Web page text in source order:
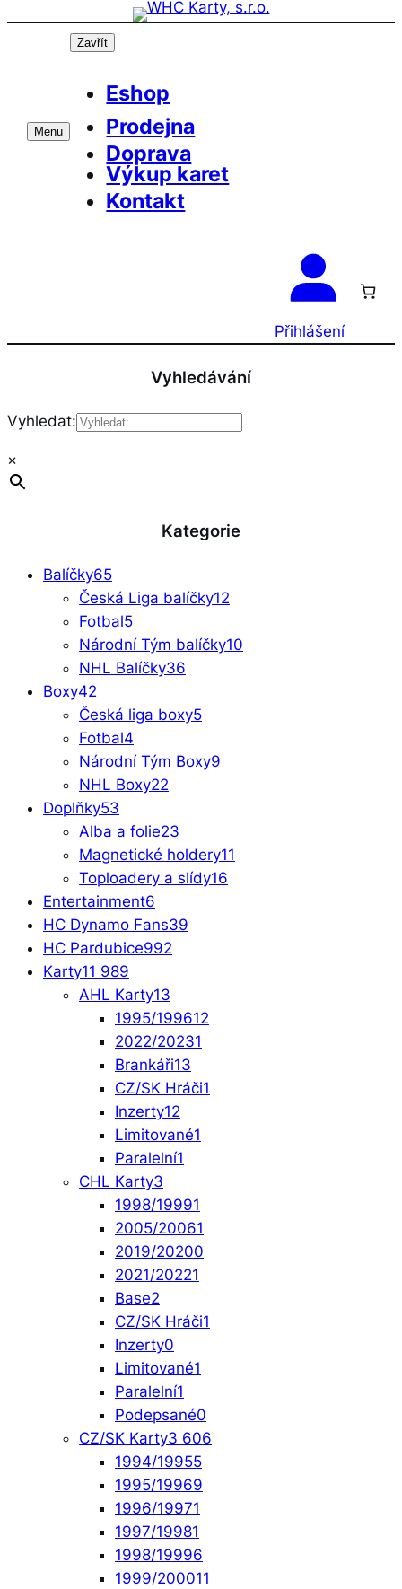
Přeskočit
Menu
Zavřít
Eshop
Prodejna
Doprava
Výkup karet
Kontakt
Přihlášení
Vyhledávání
Vyhledat:
×
Kategorie
Balíčky65
Česká Liga balíčky12
Fotbal5
Národní Tým balíčky10
NHL Balíčky36
Boxy42
Česká liga boxy5
Fotbal4
Národní Tým Boxy9
NHL Boxy22
Doplňky53
Alba a folie23
Magnetické holdery11
Toploadery a slídy16
Entertainment6
HC Dynamo Fans39
HC Pardubice992
Karty11 989
AHL Karty13
1995/199612
2022/20231
Brankáři13
CZ/SK Hráči1
Inzerty12
Limitované1
Paralelní1
CHL Karty3
1998/19991
2005/20061
2019/20200
2021/20221
Base2
CZ/SK Hráči1
Inzerty0
Limitované1
Paralelní1
Podepsané0
CZ/SK Karty3 606
1994/19955
1995/19969
1996/19971
1997/19981
1998/19996
1999/200011